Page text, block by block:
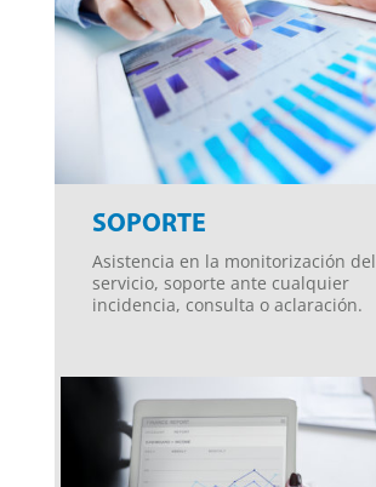
SOPORTE
Asistencia en la monitorización del
servicio, soporte ante cualquier
incidencia, consulta o aclaración.